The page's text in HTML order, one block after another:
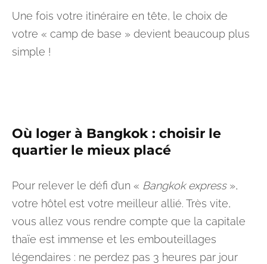
Une fois votre itinéraire en tête, le choix de
votre « camp de base » devient beaucoup plus
simple !
Où loger à Bangkok : choisir le
quartier le mieux placé
Pour relever le défi d’un « Bangkok express »,
votre hôtel est votre meilleur allié. Très vite,
vous allez vous rendre compte que la capitale
thaïe est immense et les embouteillages
légendaires : ne perdez pas 3 heures par jour